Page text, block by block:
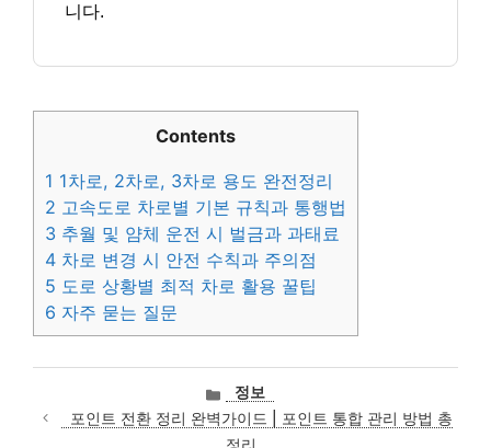
니다.
Contents
1 1차로, 2차로, 3차로 용도 완전정리
2 고속도로 차로별 기본 규칙과 통행법
3 추월 및 얌체 운전 시 벌금과 과태료
4 차로 변경 시 안전 수칙과 주의점
5 도로 상황별 최적 차로 활용 꿀팁
6 자주 묻는 질문
카
테
고
정보
포인트 전환 정리 완벽가이드 | 포인트 통합 관리 방법 총
정리